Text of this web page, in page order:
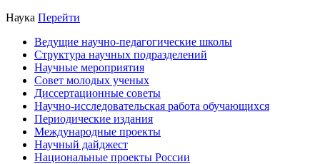
Наука Перейти
Ведущие научно-педагогические школы
Структура научных подразделений
Научные мероприятия
Совет молодых ученых
Диссертационные советы
Научно-исследовательская работа обучающихся
Периодические издания
Международные проекты
Научный дайджест
Национальные проекты России